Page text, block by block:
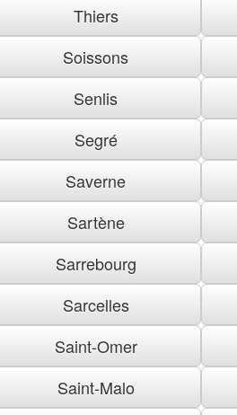
Thiers
Soissons
Senlis
Segré
Saverne
Sartène
Sarrebourg
Sarcelles
Saint-Omer
Saint-Malo